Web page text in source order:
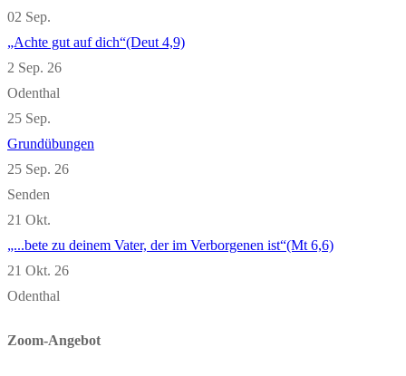
02 Sep.
„Achte gut auf dich“(Deut 4,9)
2 Sep. 26
Odenthal
25 Sep.
Grundübungen
25 Sep. 26
Senden
21 Okt.
„...bete zu deinem Vater, der im Verborgenen ist“(Mt 6,6)
21 Okt. 26
Odenthal
Zoom-Angebot